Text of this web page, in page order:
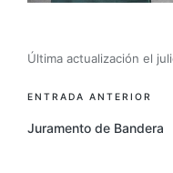
Última actualización el
ENTRADA ANTERIOR
Juramento de Bandera